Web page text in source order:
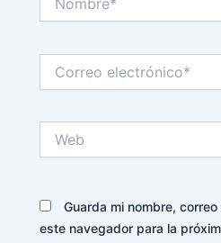
electrónico*
Guarda mi nombre,
este navegador para la